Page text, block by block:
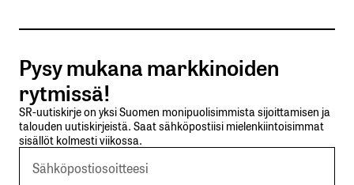
Tilaa SalkunRakentajan uutiskirje
Lähetä kommentti
Pysy mukana markkinoiden
rytmissä!
SR-uutiskirje on yksi Suomen monipuolisimmista sijoittamisen ja
talouden uutiskirjeistä. Saat sähköpostiisi mielenkiintoisimmat
sisällöt kolmesti viikossa.